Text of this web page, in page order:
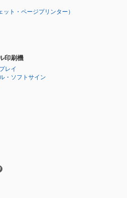
ット・ページプリンター）
印刷機
レイ
・ソフトサイン